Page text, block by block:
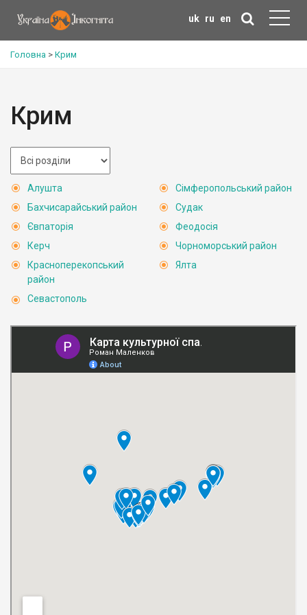
uk ru en
Головна > Крим
Крим
Алушта
Бахчисарайський район
Євпаторія
Керч
Красноперекопський
район
Севастополь
Сімферопольський район
Судак
Феодосія
Чорноморський район
Ялта